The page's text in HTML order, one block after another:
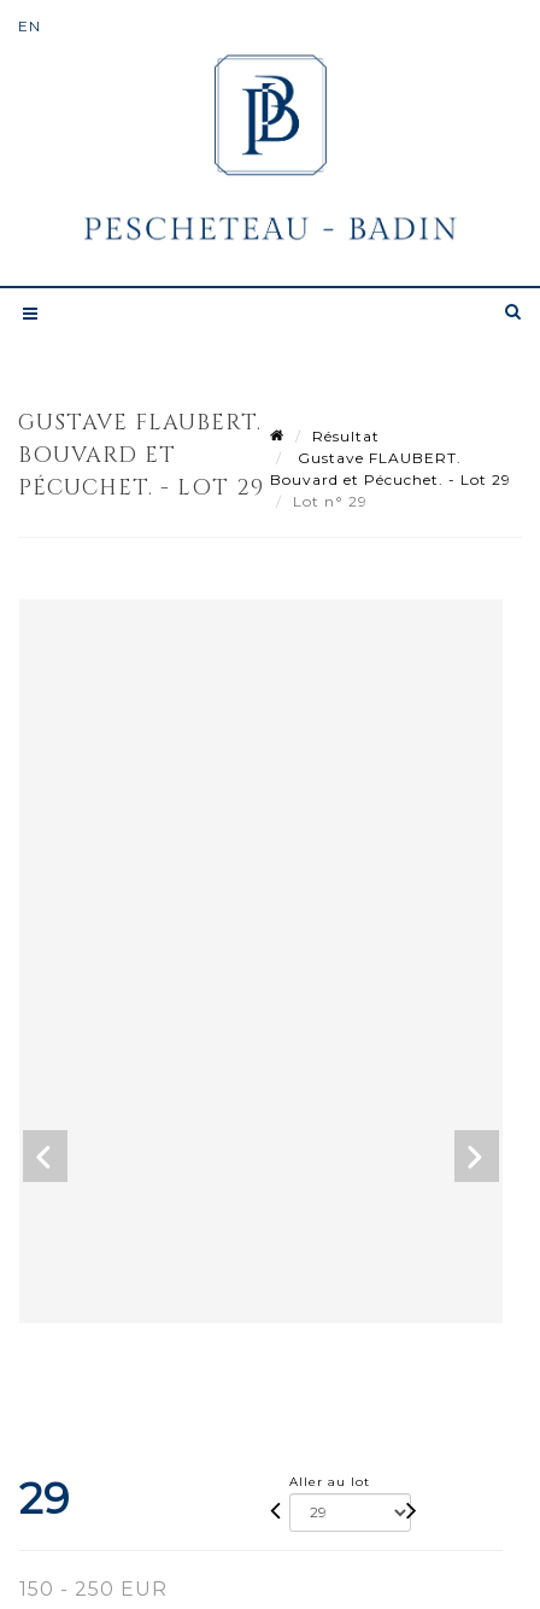
GUSTAVE FLAUBERT.
BOUVARD ET
PÉCUCHET. - LOT 29
Résultat
Gustave FLAUBERT.
Bouvard et Pécuchet. - Lot 29
Lot n° 29
29 Aller au lot
150 - 250 EUR